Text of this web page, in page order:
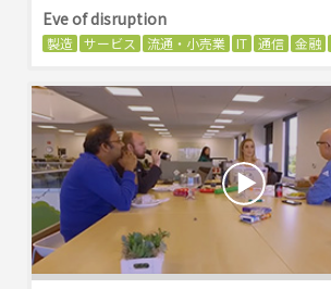
Eve of disruption
製造 サービス 流通・小売業 IT 通信 金融